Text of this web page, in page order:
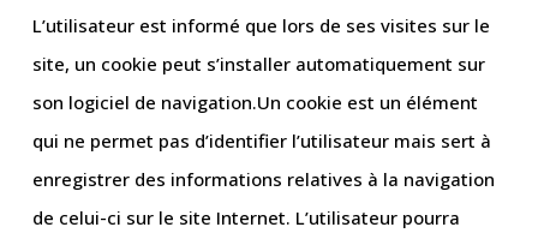
L’utilisateur est informé que lors de ses visites sur le
site, un cookie peut s’installer automatiquement sur
son logiciel de navigation.Un cookie est un élément
qui ne permet pas d’identifier l’utilisateur mais sert à
enregistrer des informations relatives à la navigation
de celui-ci sur le site Internet. L’utilisateur pourra